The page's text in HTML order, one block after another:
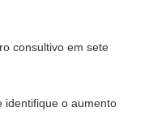
consultivo em sete
identifique o aumento